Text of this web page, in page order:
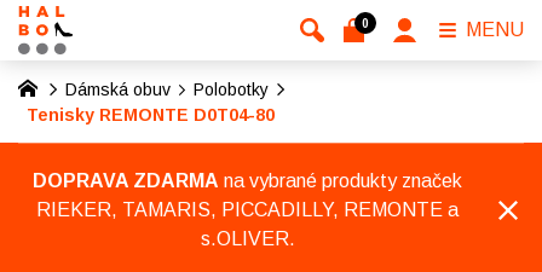
Dámská obuv
Polobotky
Tenisky REMONTE D0T04-80
DOPRAVA ZDARMA na vybrané produkty značek
RIEKER, TAMARIS, PICCADILLY, REMONTE a
s.OLIVER.
0 MENU